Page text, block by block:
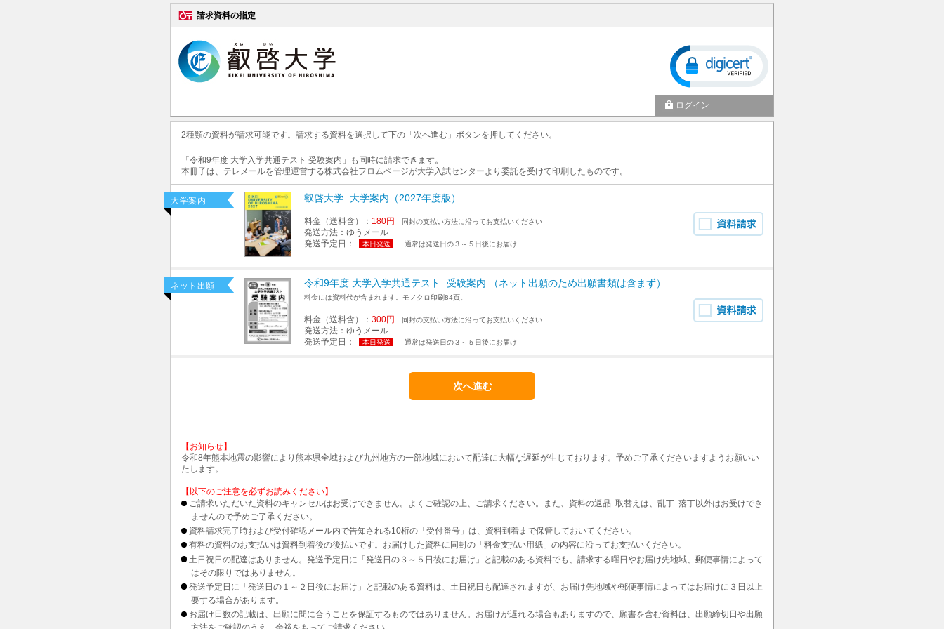
請求資料の指定
ログイン
2種類の資料が請求可能です。請求する資料を選択して下の「次へ進む」ボタンを押してください。
「令和9年度 大学入学共通テスト 受験案内」も同時に請求できます。
本冊子は、テレメールを管理運営する株式会社フロムページが大学入試センターより委託を受けて印刷したものです。
大学案内 叡啓大学 大学案内（2027年度版）
料金（送料含）： 180円 同封の支払い方法に沿ってお支払いください
発送方法： ゆうメール
発送予定日：
本日発送 通常は発送日の３～５日後にお届け
ネット出願 令和9年度 大学入学共通テスト 受験案内 （ネット出願のため出願書類は含まず）
料金には資料代が含まれます。モノクロ印刷84頁。
料金（送料含）： 300円 同封の支払い方法に沿ってお支払いください
発送方法： ゆうメール
発送予定日：
本日発送 通常は発送日の３～５日後にお届け
【お知らせ】
令和8年熊本地震の影響により熊本県全域および九州地方の一部地域において配達に大幅な遅延が生じております。予めご了承くださいますようお願いい
たします。
【以下のご注意を必ずお読みください】
ご請求いただいた資料のキャンセルはお受けできません。よくご確認の上、ご請求ください。また、資料の返品･取替えは、乱丁･落丁以外はお受けでき
ませんので予めご了承ください。
資料請求完了時および受付確認メール内で告知される10桁の「受付番号」は、資料到着まで保管しておいてください。
有料の資料のお支払いは資料到着後の後払いです。お届けした資料に同封の「料金支払い用紙」の内容に沿ってお支払いください。
土日祝日の配達はありません。発送予定日に「発送日の３～５日後にお届け」と記載のある資料でも、請求する曜日やお届け先地域、郵便事情によって
はその限りではありません。
発送予定日に「発送日の１～２日後にお届け」と記載のある資料は、土日祝日も配達されますが、お届け先地域や郵便事情によってはお届けに３日以上
要する場合があります。
お届け日数の記載は、出願に間に合うことを保証するものではありません。お届けが遅れる場合もありますので、願書を含む資料は、出願締切日や出願